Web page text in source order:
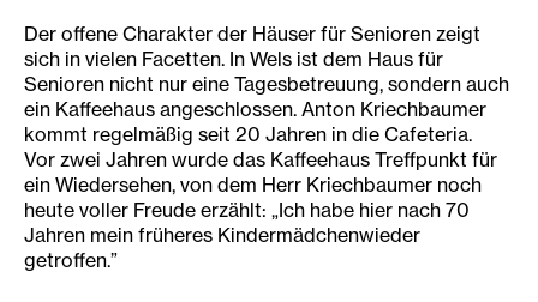
Der offene Charakter der Häuser für Senioren zeigt
sich in vielen Facetten. In Wels ist dem Haus für
Senioren nicht nur eine Tagesbetreuung, sondern auch
ein Kaffeehaus angeschlossen. Anton Kriechbaumer
kommt regelmäßig seit 20 Jahren in die Cafeteria.
Vor zwei Jahren wurde das Kaffeehaus Treffpunkt für
ein Wiedersehen, von dem Herr Kriechbaumer noch
heute voller Freude erzählt: „Ich habe hier nach 70
Jahren mein früheres Kindermädchenwieder
getroffen.”